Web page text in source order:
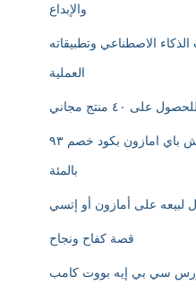
والإبداع
الاصطناعي وتطبيقاته
العملية
٤٠ منتج مجاني
رابط الحصول على كورس ميرش باي امازون بكود خصم ٩٣
بالمئة
لبيعه على أمازون أو إتسي
قصة كفاح ونجاح
سي بي إيه بووت كامب